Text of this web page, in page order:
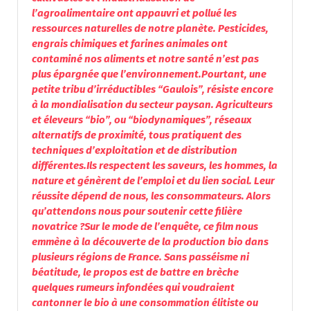
l’agroalimentaire ont appauvri et pollué les
ressources naturelles de notre planète. Pesticides,
engrais chimiques et farines animales ont
contaminé nos aliments et notre santé n’est pas
plus épargnée que l’environnement.Pourtant, une
petite tribu d’irréductibles “Gaulois”, résiste encore
à la mondialisation du secteur paysan. Agriculteurs
et éleveurs “bio”, ou “biodynamiques”, réseaux
alternatifs de proximité, tous pratiquent des
techniques d’exploitation et de distribution
différentes.Ils respectent les saveurs, les hommes, la
nature et génèrent de l’emploi et du lien social. Leur
réussite dépend de nous, les consommateurs. Alors
qu’attendons nous pour soutenir cette filière
novatrice ?Sur le mode de l’enquête, ce film nous
emmène à la découverte de la production bio dans
plusieurs régions de France. Sans passéisme ni
béatitude, le propos est de battre en brèche
quelques rumeurs infondées qui voudraient
cantonner le bio à une consommation élitiste ou